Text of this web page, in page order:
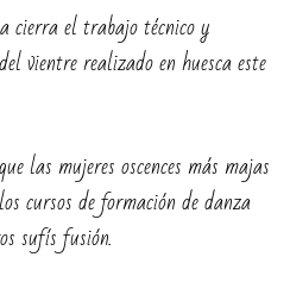
cierra el trabajo técnico y
vientre realizado en huesca este
las mujeres oscences más majas
cursos de formación de danza
sufís fusión.